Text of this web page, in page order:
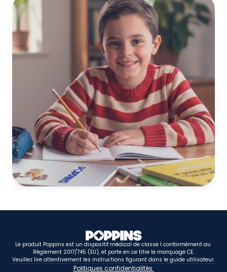
Le produit Poppins est un dispositif médical de classe I conformément au
Règlement 2017/745 (EU), et porte en ce titre le marquage CE.
Veuillez lire attentivement les instructions figurant dans le guide utilisateur.
Politiques confidentialités